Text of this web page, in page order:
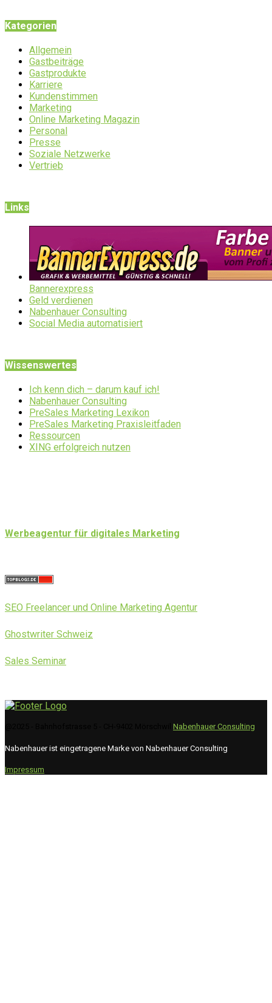
Kategorien
Allgemein
Gastbeiträge
Gastprodukte
Karriere
Kundenstimmen
Marketing
Online Marketing Magazin
Personal
Presse
Soziale Netzwerke
Vertrieb
Links
Bannerexpress
Geld verdienen
Nabenhauer Consulting
Social Media automatisiert
Wissenswertes
Ich kenn dich – darum kauf ich!
Nabenhauer Consulting
PreSales Marketing Lexikon
PreSales Marketing Praxisleitfaden
Ressourcen
XING erfolgreich nutzen
Werbeagentur für digitales Marketing
SEO Freelancer und Online Marketing Agentur
Ghostwriter Schweiz
Sales Seminar
Nabenhauer Consulting
Nabenhauer ist eingetragene Marke von Nabenhauer Consulting
Impressum